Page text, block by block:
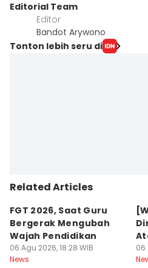
Editorial Team
Editor
Bandot Arywono
Tonton lebih seru di
Related Articles
FGT 2026, Saat Guru
Bergerak Mengubah
Wajah Pendidikan
06 Agu 2026, 18:28 WIB
News
di
06